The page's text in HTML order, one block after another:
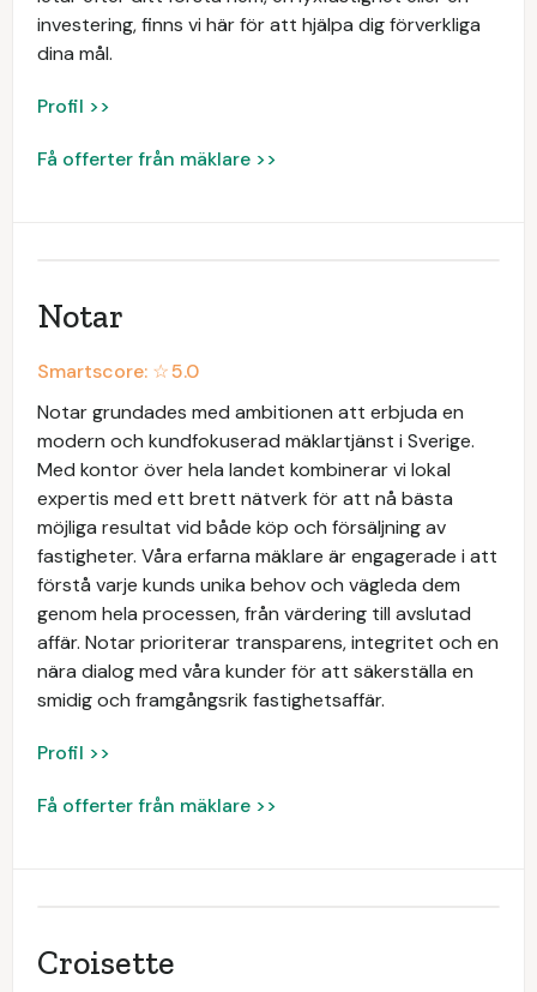
investering, finns vi här för att hjälpa dig förverkliga
dina mål.
Profil >>
Få offerter från mäklare >>
Notar
Smartscore: ☆5.0
Notar grundades med ambitionen att erbjuda en
modern och kundfokuserad mäklartjänst i Sverige.
Med kontor över hela landet kombinerar vi lokal
expertis med ett brett nätverk för att nå bästa
möjliga resultat vid både köp och försäljning av
fastigheter. Våra erfarna mäklare är engagerade i att
förstå varje kunds unika behov och vägleda dem
genom hela processen, från värdering till avslutad
affär. Notar prioriterar transparens, integritet och en
nära dialog med våra kunder för att säkerställa en
smidig och framgångsrik fastighetsaffär.
Profil >>
Få offerter från mäklare >>
Croisette